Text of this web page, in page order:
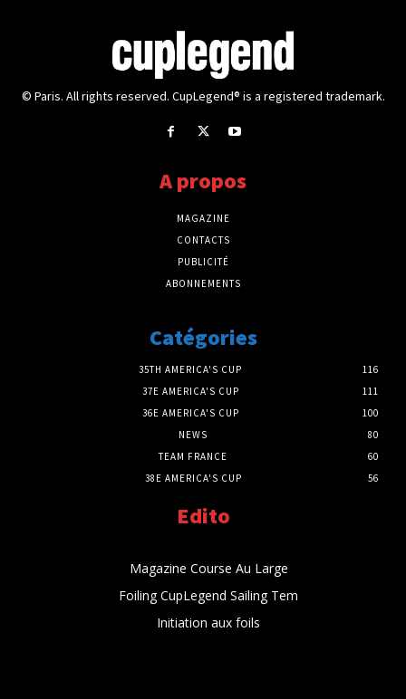
© Paris. All rights reserved. CupLegend® is a registered trademark.
A propos
MAGAZINE
CONTACTS
PUBLICITÉ
ABONNEMENTS
Catégories
35TH AMERICA'S CUP
116
37E AMERICA'S CUP
111
36E AMERICA'S CUP
100
NEWS
80
TEAM FRANCE
60
38E AMERICA'S CUP
56
Edito
Magazine Course Au Large
Foiling CupLegend Sailing Tem
Initiation aux foils